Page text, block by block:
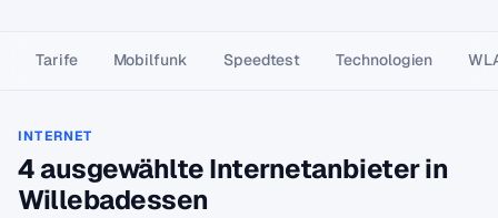
Tarife Mobilfunk Speedtest Technologien
INTERNET
4 ausgewählte Internetanbieter in
Willebadessen